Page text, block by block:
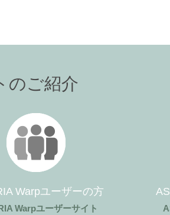
のご紹介
Warpユーザーの方
Warpユーザーサイト